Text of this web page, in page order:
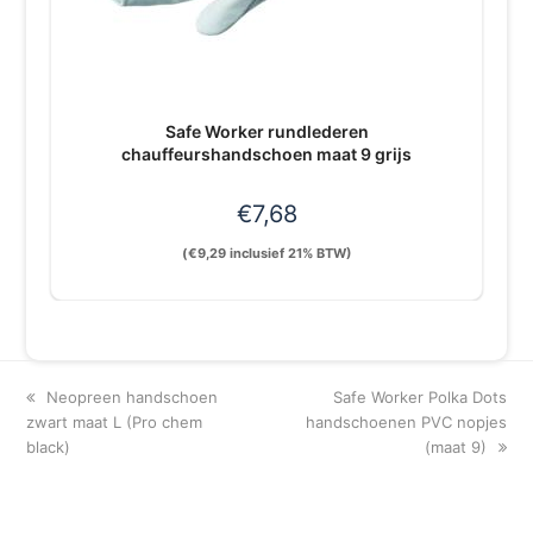
Safe Worker rundlederen
chauffeurshandschoen maat 9 grijs
€7,68
(€9,29inclusief 21% BTW)
previous
post:
Neopreen handschoen
zwart maat L (Pro chem
black)
next
post:
Safe Worker Polka Dots
handschoenen PVC nopjes
(maat 9)